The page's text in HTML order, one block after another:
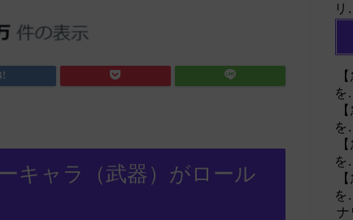
キャラ（武器）がロール
リ
を
を
を
を
ナ